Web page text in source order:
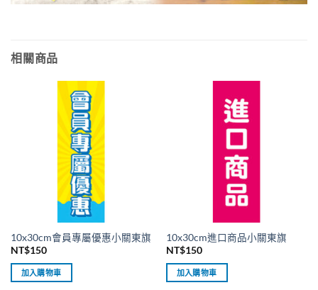
相關商品
10x30cm會員專屬優惠小關東旗
NT$150
加入購物車
10x30cm進口商品小關東旗
NT$150
加入購物車